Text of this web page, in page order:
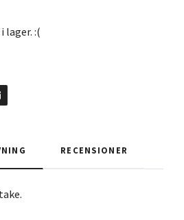
lager. :(
RECENSIONER